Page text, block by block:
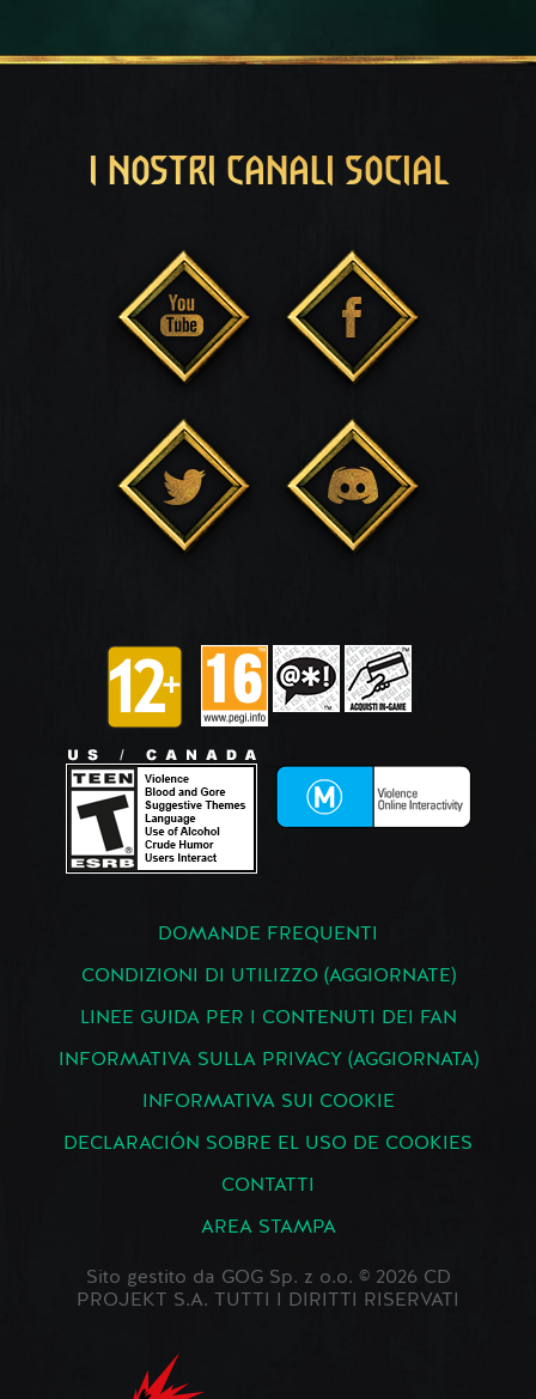
I NOSTRI CANALI SOCIAL
DOMANDE FREQUENTI
CONDIZIONI DI UTILIZZO (AGGIORNATE)
LINEE GUIDA PER I CONTENUTI DEI FAN
INFORMATIVA SULLA PRIVACY (AGGIORNATA)
INFORMATIVA SUI COOKIE
DECLARACIÓN SOBRE EL USO DE COOKIES
CONTATTI
AREA STAMPA
Sito gestito da GOG Sp. z o.o. © 2026 CD
PROJEKT S.A. TUTTI I DIRITTI RISERVATI